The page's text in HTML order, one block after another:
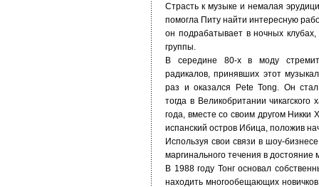
Страсть к музыке и немалая
помогла Питу найти интересную
он подрабатывает в ночных
группы.
В середине 80-х в моду
радикалов, принявших этот
раз и оказался Pete Tong. Он
тогда в Великобритании
года, вместе со своим другом
испанский остров Ибица, положив
Используя свои связи в шоу-
маргинального течения в достояние
В 1988 году Тонг основал
находить многообещающих